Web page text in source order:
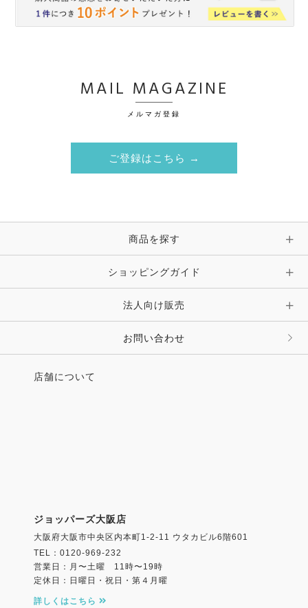
MAIL MAGAZINE
メルマガ登録
ご登録はこちら →
商品を探す
ショッピングガイド
法人向け販売
お問い合わせ
店舗について
ジョッパーズ大阪店
大阪府大阪市中央区内本町1-2-11 ウタカビル6階601
TEL：0120-969-232
営業日：月〜土曜 11時〜19時
定休日：日曜日・祝日・第４月曜
詳しくはこちら